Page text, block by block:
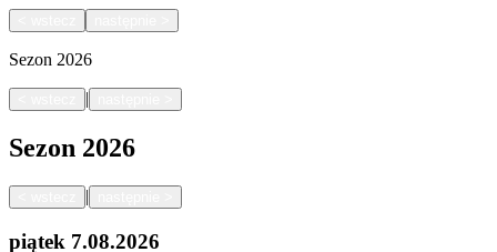
Sezon 2026
|
Sezon 2026
|
piątek 7.08.2026